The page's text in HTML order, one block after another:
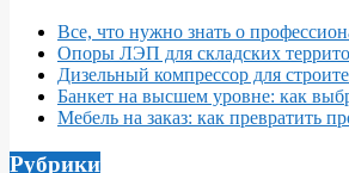
Все, что нужно знать о
Опоры ЛЭП для складских
Дизельный компрессор для
Банкет на высшем уровне: как
Мебель на заказ: как превратить
Рубрики